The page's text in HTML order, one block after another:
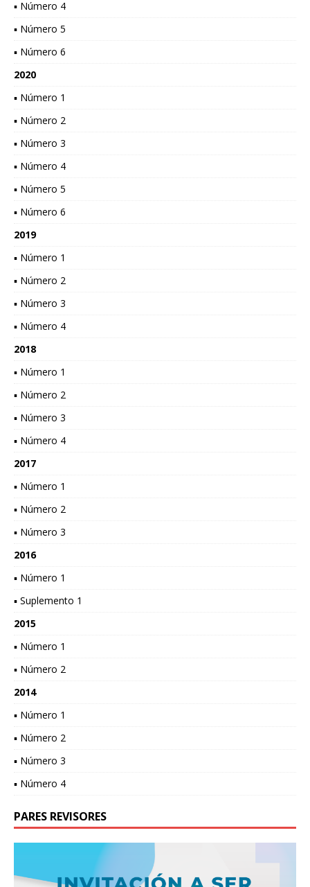
▪ Número 4
▪ Número 5
▪ Número 6
2020
▪ Número 1
▪ Número 2
▪ Número 3
▪ Número 4
▪ Número 5
▪ Número 6
2019
▪ Número 1
▪ Número 2
▪ Número 3
▪ Número 4
2018
▪ Número 1
▪ Número 2
▪ Número 3
▪ Número 4
2017
▪ Número 1
▪ Número 2
▪ Número 3
2016
▪ Número 1
▪ Suplemento 1
2015
▪ Número 1
▪ Número 2
2014
▪ Número 1
▪ Número 2
▪ Número 3
▪ Número 4
PARES REVISORES